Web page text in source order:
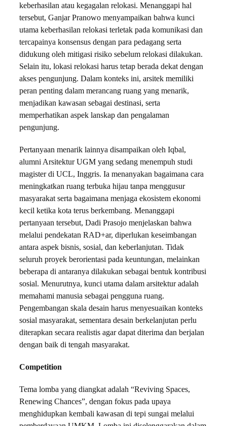
keberhasilan atau kegagalan relokasi. Menanggapi hal
tersebut, Ganjar Pranowo menyampaikan bahwa kunci
utama keberhasilan relokasi terletak pada komunikasi dan
tercapainya konsensus dengan para pedagang serta
didukung oleh mitigasi risiko sebelum relokasi dilakukan.
Selain itu, lokasi relokasi harus tetap berada dekat dengan
akses pengunjung. Dalam konteks ini, arsitek memiliki
peran penting dalam merancang ruang yang menarik,
menjadikan kawasan sebagai destinasi, serta
memperhatikan aspek lanskap dan pengalaman
pengunjung.
Pertanyaan menarik lainnya disampaikan oleh Iqbal,
alumni Arsitektur UGM yang sedang menempuh studi
magister di UCL, Inggris. Ia menanyakan bagaimana cara
meningkatkan ruang terbuka hijau tanpa menggusur
masyarakat serta bagaimana menjaga ekosistem ekonomi
kecil ketika kota terus berkembang. Menanggapi
pertanyaan tersebut, Dadi Prasojo menjelaskan bahwa
melalui pendekatan RAD+ar, diperlukan keseimbangan
antara aspek bisnis, sosial, dan keberlanjutan. Tidak
seluruh proyek berorientasi pada keuntungan, melainkan
beberapa di antaranya dilakukan sebagai bentuk kontribusi
sosial. Menurutnya, kunci utama dalam arsitektur adalah
memahami manusia sebagai pengguna ruang.
Pengembangan skala desain harus menyesuaikan konteks
sosial masyarakat, sementara desain berkelanjutan perlu
diterapkan secara realistis agar dapat diterima dan berjalan
dengan baik di tengah masyarakat.
Competition
Tema lomba yang diangkat adalah “Reviving Spaces,
Renewing Chances”, dengan fokus pada upaya
menghidupkan kembali kawasan di tepi sungai melalui